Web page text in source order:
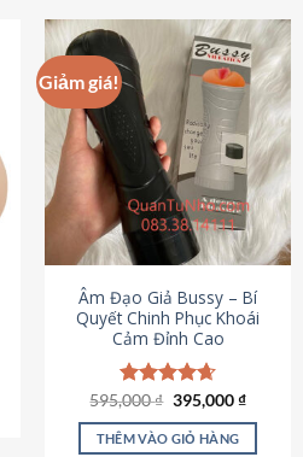
Giảm giá!
Âm Đạo Giả Bussy – Bí
Quyết Chinh Phục Khoái
Cảm Đỉnh Cao
Được xếp
hạng4.64
5 sao
595,000₫ Giá
là:
595,000 ₫.
395,000₫Giá
tại
THÊM VÀO GIỎ HÀNG